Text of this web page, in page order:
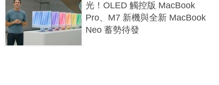
光！OLED 觸控版 MacBook
Pro、M7 新機與全新 MacBook
Neo 蓄勢待發